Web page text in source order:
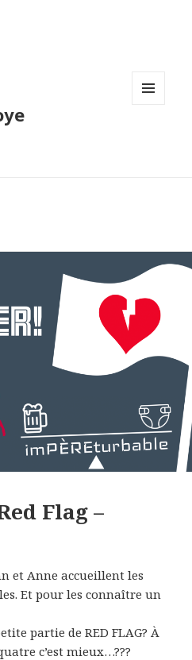
Flag –
et Anne accueillent les
Et pour les connaître un
partie de RED FLAG? À
c’est mieux…???